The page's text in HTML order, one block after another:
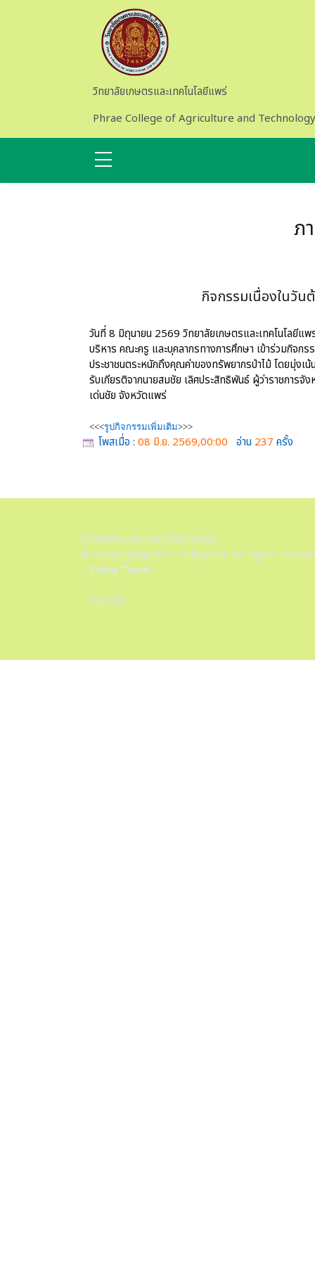
วิทยาลัยเกษตรและเทคโนโลยีแพร่
Phrae College of Agriculture and Technology
ภ
กิจกรรมเนื่องในวัน
วันที่ 8 มิถุนายน 2569 วิทยาลัยเกษตรและเทคโนโลยีแ
บริหาร คณะครู และบุคลากรทางการศึกษา เข้าร่วมกิจก
ประชาชนตระหนักถึงคุณค่าของทรัพยากรป่าไม้ โดยมุ่งเ
รับเกียรติจากนายสมชัย เลิศประสิทธิพันธ์ ผู้ว่าราชการ
เด่นชัย จังหวัดแพร่
<<<รูปกิจกรรมเพิ่มเติม>>>
โพสเมื่อ : 08 มิ.ย. 2569,00:00 อ่าน 237 ครั้ง
วิทยาลัยเกษตรและเทคโนโลยีแพร่
© copyright@2011 Esbuy.net. All rights
Esbuy Team.
,
รับทำเว็บ